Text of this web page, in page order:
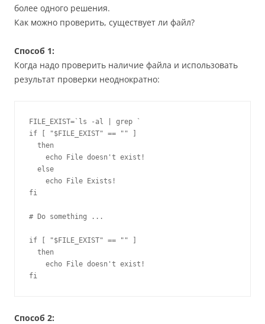
более одного решения.
Как можно проверить, существует ли файл?
Способ 1:
Когда надо проверить наличие файла и использовать
результат проверки неоднократно:
FILE_EXIST=`ls -al | grep `
if [ "$FILE_EXIST" == "" ]
then
echo File doesn't exist!
else
echo File Exists!
fi
# Do something ...
if [ "$FILE_EXIST" == "" ]
then
echo File doesn't exist!
fi
Способ 2: